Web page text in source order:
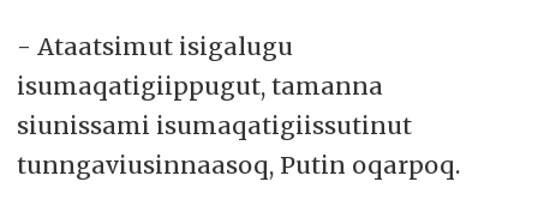
- Ataatsimut isigalugu
isumaqatigiippugut, tamanna
siunissami isumaqatigiissutinut
tunngaviusinnaasoq, Putin oqarpoq.